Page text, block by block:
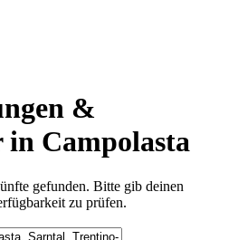
&
in Campolasta
gefunden. Bitte gib deinen
zu prüfen.